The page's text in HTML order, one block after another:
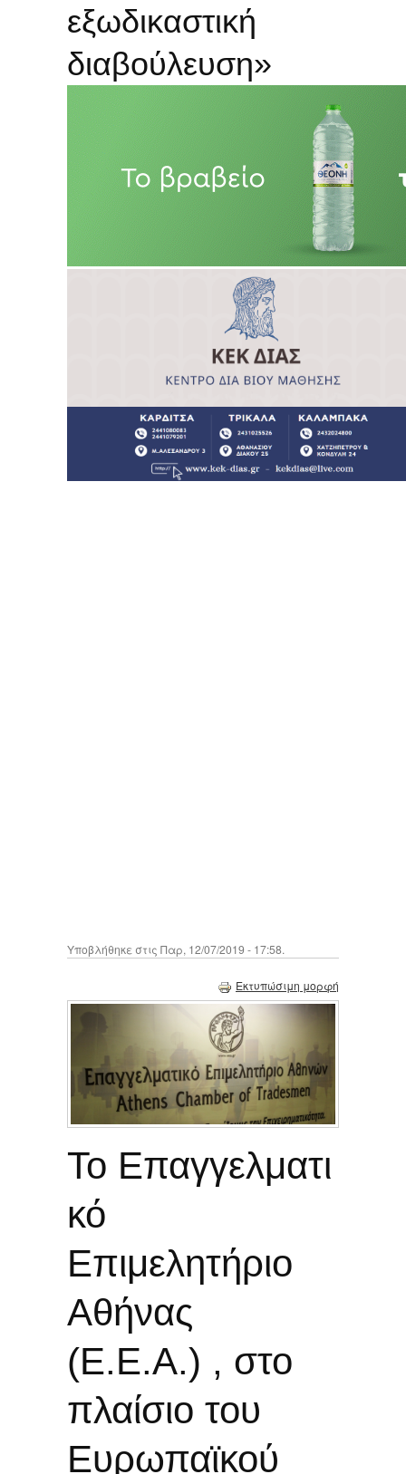
εξωδικαστική
διαβούλευση»
Υποβλήθηκε στις Παρ, 12/07/2019 - 17:58.
Εκτυπώσιμη μορφή
Το Επαγγελματι
κό
Επιμελητήριο
Αθήνας
(Ε.Ε.Α.) , στο
πλαίσιο του
Ευρωπαϊκού